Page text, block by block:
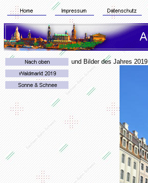
und Bilder des Jahres 2019